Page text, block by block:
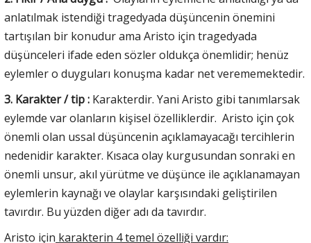
anlatılmak istendiği tragedyada düşüncenin önemini
tartışılan bir konudur ama Aristo için tragedyada
düşünceleri ifade eden sözler oldukça önemlidir; henüz
eylemler o duyguları konuşma kadar net verememektedir.
3. Karakter / tip : Karakterdir. Yani Aristo gibi tanımlarsak
eylemde var olanların kişisel özelliklerdir. Aristo için çok
önemli olan ussal düşüncenin açıklamayacağı tercihlerin
nedenidir karakter. Kısaca olay kurgusundan sonraki en
önemli unsur, akıl yürütme ve düşünce ile açıklanamayan
eylemlerin kaynağı ve olaylar karşısındaki geliştirilen
tavırdır. Bu yüzden diğer adı da tavırdır.
Aristo için karakterin 4 temel özelliği vardır: